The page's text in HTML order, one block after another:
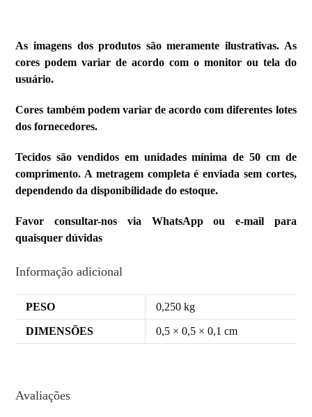
As imagens dos produtos são meramente ilustrativas. As
cores podem variar de acordo com o monitor ou tela do
usuário.
Cores também podem variar de acordo com diferentes lotes
dos fornecedores.
Tecidos são vendidos em unidades mínima de 50 cm de
comprimento. A metragem completa é enviada sem cortes,
dependendo da disponibilidade do estoque.
Favor consultar-nos via WhatsApp ou e-mail para
quaisquer dúvidas
Informação adicional
PESO 0,250 kg
DIMENSÕES 0,5 × 0,5 × 0,1 cm
Avaliações